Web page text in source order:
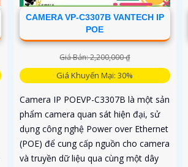
CAMERA VP-C3307B VANTECH IP
POE
Giá Bán: 2,200,000 ₫
Giá Khuyến Mại: 30%
Camera IP POEVP-C3307B là một sản
phẩm camera quan sát hiện đại, sử
dụng công nghệ Power over Ethernet
(POE) để cung cấp nguồn cho camera
và truyền dữ liệu qua cùng một dây